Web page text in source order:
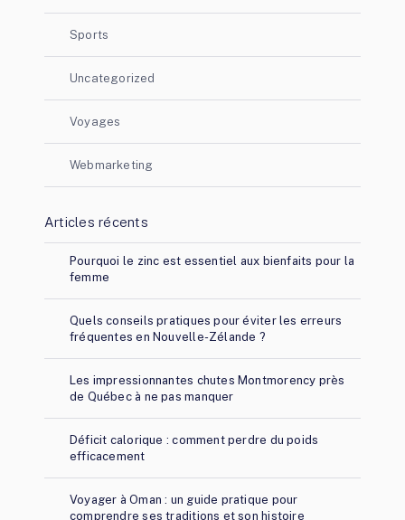
Sports
Uncategorized
Voyages
Webmarketing
Articles récents
Pourquoi le zinc est essentiel aux bienfaits pour la
femme
Quels conseils pratiques pour éviter les erreurs
fréquentes en Nouvelle-Zélande ?
Les impressionnantes chutes Montmorency près
de Québec à ne pas manquer
Déficit calorique : comment perdre du poids
efficacement
Voyager à Oman : un guide pratique pour
comprendre ses traditions et son histoire